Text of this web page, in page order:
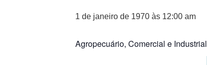
1 de janeiro de 1970 às 12:00 am
Agropecuário, Comercial e Industrial